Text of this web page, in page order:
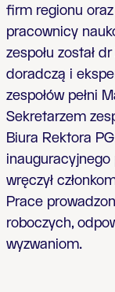
firm regionu
pracownicy
zespołu został
doradczą i
zespołów pełni
Sekretarzem
Biura Rektora
wręczył
Prace
roboczych,
wyzwaniom.